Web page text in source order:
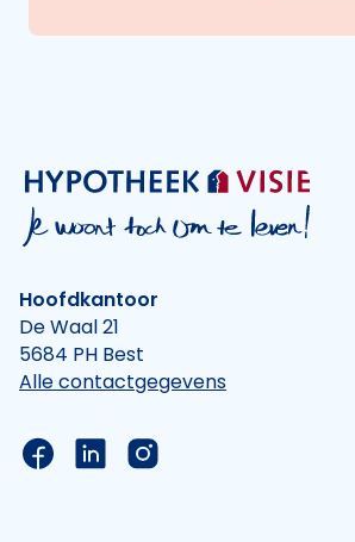
Hoofdkantoor
De Waal 21
5684 PH Best
Alle contactgegevens
Link naar de Facebook pagina
Link naar de LinkedIn
Link naar de